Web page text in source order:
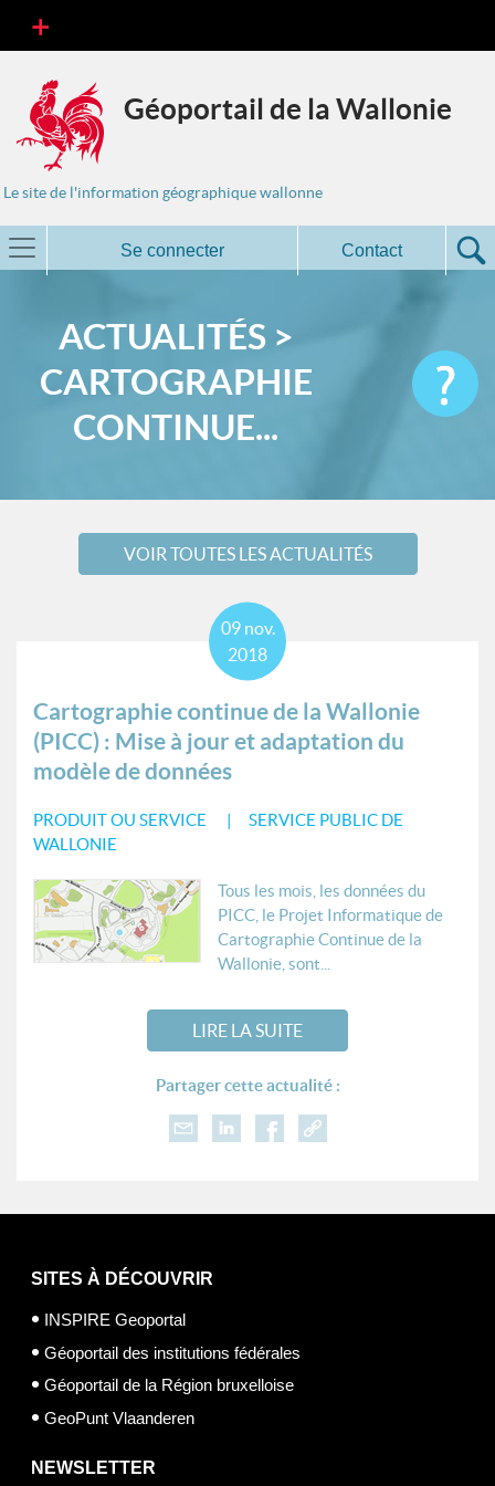
Géoportail de la Wallonie
Le site de l'information géographique wallonne
Se connecter Contact
ACTUALITÉS >
CARTOGRAPHIE
CONTINUE...
VOIR TOUTES LES ACTUALITÉS
Cartographie continue de la Wallonie
(PICC) : Mise à jour et adaptation du
modèle de données
PRODUIT OU SERVICE
SERVICE PUBLIC DE
WALLONIE
09 nov.
2018
Tous les mois, les données du
PICC, le Projet Informatique de
Cartographie Continue de la
Wallonie, sont...
LIRE LA SUITE
Partager cette actualité :
SITES À DÉCOUVRIR
INSPIRE Geoportal
Géoportail des institutions fédérales
Géoportail de la Région bruxelloise
GeoPunt Vlaanderen
NEWSLETTER